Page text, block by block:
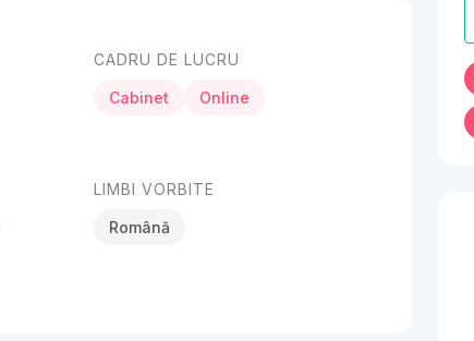
CADRU DE LUCRU
Cabinet Online
LIMBI VORBITE
Română